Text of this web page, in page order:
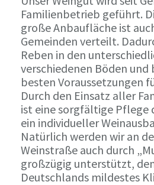
Familienbetrieb geführt.
große Anbaufläche ist
Gemeinden verteilt.
Reben in den
verschiedenen Böden
besten Voraussetzungen
Durch den Einsatz aller
ist eine sorgfältige Pflege
ein individueller
Natürlich werden wir an
Weinstraße auch durch
großzügig unterstützt,
Deutschlands mildestes